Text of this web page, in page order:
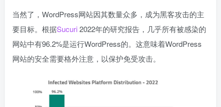
当然了，WordPress网站因其数量众多，成为黑客攻击的主
要目标。根据Sucuri2022年的研究报告，几乎所有被感染的
网站中有96.2%是运行WordPress的。这意味着WordPress
网站的安全需要格外注意，以保护免受攻击。